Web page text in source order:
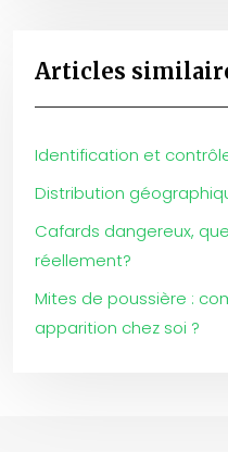
Articles
Identification et
Distribution
Cafards dangereux,
réellement?
Mites de poussière :
apparition chez soi ?